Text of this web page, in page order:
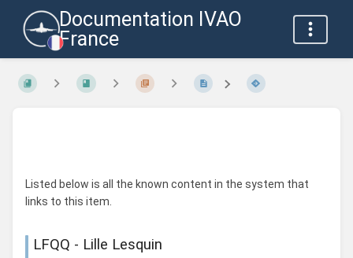
Documentation IVAO
France
Listed below is all the known content in the system that
links to this item.
LFQQ - Lille Lesquin